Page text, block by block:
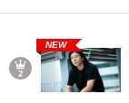
NEW